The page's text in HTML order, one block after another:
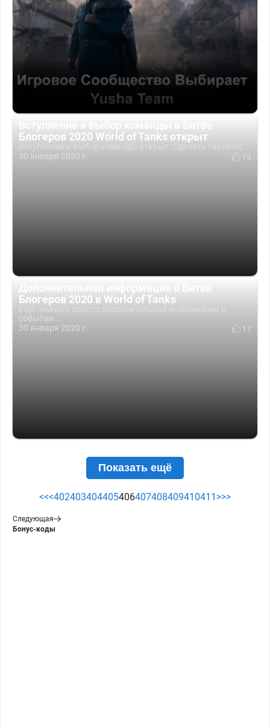
Блогеров 2020 World of Tanks открыт
30 января 2020 г.
19
Блогеров 2020 в World of Tanks
событии...
30 января 2020 г.
17
Показать ещё
<<<402403404405406407408409410411 >>>
Следующая
Бонус-коды